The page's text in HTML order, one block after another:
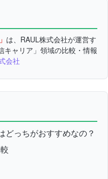
は、RAUL株式会社が運営す
キャリア」領域の比較・情報
会社
どっちがおすすめなの？